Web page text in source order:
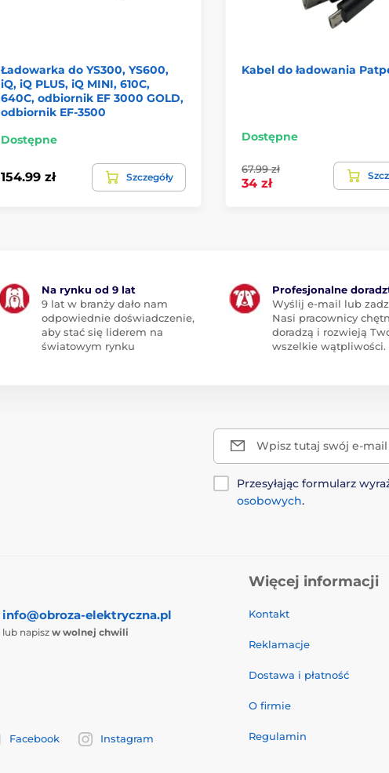
Ładowarka do YS300, YS600,
iQ, iQ PLUS, iQ MINI, 610C,
640C, odbiornik EF 3000 GOLD,
odbiornik EF-3500
Dostępne
154.99 zł Szczegóły
Kabel do ładowania
Dostępne
67.99 zł
34 zł
Na rynku od 9 lat
9 lat w branży dało nam
odpowiednie doświadczenie,
aby stać się liderem na
światowym rynku
Profesjonalne
Wyślij e-mail lub
Nasi pracownicy
doradzą i rozwieją
wszelkie wątpliwości.
Wpisz tutaj swój e-mail
Przesyłając formularz
osobowych.
info@obroza-elektryczna.pl
lub napisz w wolnej chwili
Facebook Instagram
Więcej informacji
Kontakt
Reklamacje
Dostawa i płatność
O firmie
Regulamin